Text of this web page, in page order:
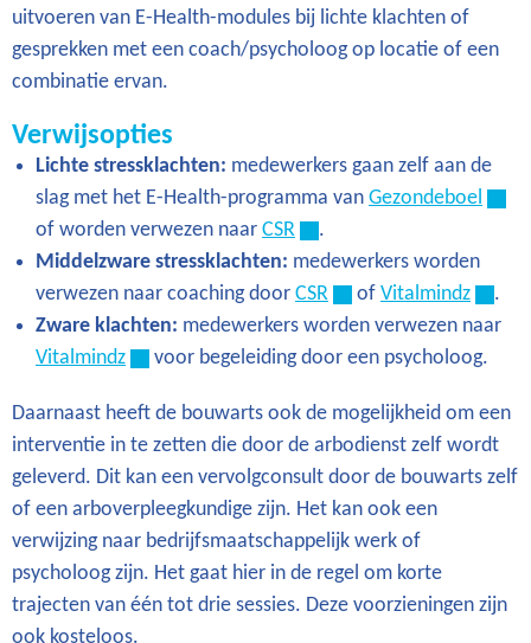
uitvoeren van E-Health-modules bij lichte klachten of
gesprekken met een coach/psycholoog op locatie of een
combinatie ervan.
Verwijsopties
Lichte stressklachten: medewerkers gaan zelf aan de
slag met het E-Health-programma van Gezondeboel
of worden verwezen naar CSR
.
Middelzware stressklachten: medewerkers worden
verwezen naar coaching door CSR of Vitalmindz
.
Zware klachten: medewerkers worden verwezen naar
Vitalmindz
voor begeleiding door een psycholoog.
Daarnaast heeft de bouwarts ook de mogelijkheid om een
interventie in te zetten die door de arbodienst zelf wordt
geleverd. Dit kan een vervolgconsult door de bouwarts zelf
of een arboverpleegkundige zijn. Het kan ook een
verwijzing naar bedrijfsmaatschappelijk werk of
psycholoog zijn. Het gaat hier in de regel om korte
trajecten van één tot drie sessies. Deze voorzieningen zijn
ook kosteloos.